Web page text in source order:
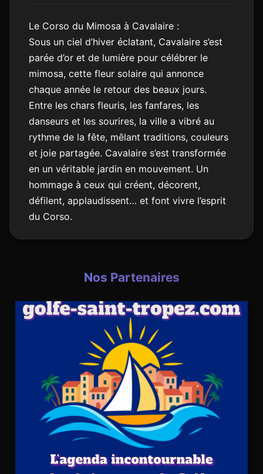
Le Corso du Mimosa à Cavalaire :
Sous un ciel d’hiver éclatant, Cavalaire s’est
parée d’or et de lumière pour célébrer le
mimosa, cette fleur solaire qui annonce
chaque année le retour des beaux jours.
Entre les chars fleuris, les fanfares, les
danseurs et les sourires, la ville a vibré au
rythme de la fête, mêlant traditions, couleurs
et joie partagée. Cavalaire s’est transformée
en un véritable jardin en mouvement. Un
hommage à ceux qui créent, décorent,
défilent, applaudissent… et font vivre l’esprit
du Corso.
Nos Partenaires